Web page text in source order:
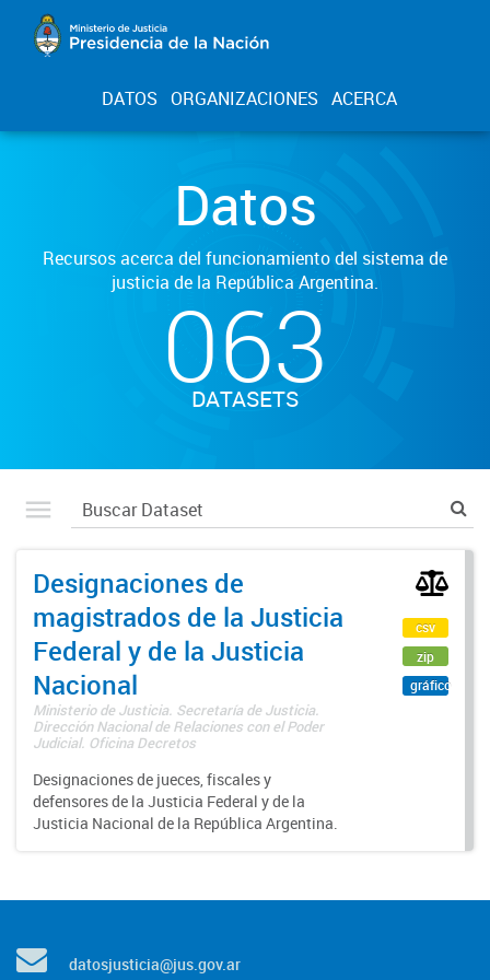
DATOS ORGANIZACIONES ACERCA
Datos
Recursos acerca del funcionamiento del sistema de
justicia de la República Argentina.
063
DATASETS
Designaciones de
magistrados de la Justicia
Federal y de la Justicia
Nacional
Ministerio de Justicia. Secretaría de Justicia.
Dirección Nacional de Relaciones con el Poder
Judicial. Oficina Decretos
Designaciones de jueces, fiscales y
defensores de la Justicia Federal y de la
Justicia Nacional de la República Argentina.
csv
zip
gráfico
datosjusticia@jus.gov.ar